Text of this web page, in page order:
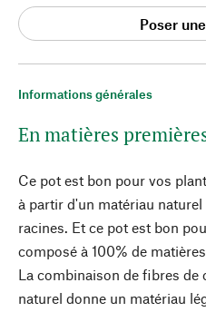
Informations générales
En matières
Ce pot est bon pour vos
à partir d'un matériau
racines. Et ce pot est bon
composé à 100% de
La combinaison de fibres de
naturel donne un matériau
Poser